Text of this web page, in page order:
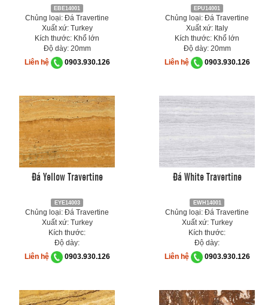
EBE14001
Chủng loại: Đá Travertine
Xuất xứ: Turkey
Kích thước: Khổ lớn
Độ dày: 20mm
Liên hệ
0903.930.126
EPU14001
Chủng loại: Đá Travertine
Xuất xứ: Italy
Kích thước: Khổ lớn
Độ dày: 20mm
Liên hệ
0903.930.126
Đá Yellow Travertine
EYE14003
Chủng loại: Đá Travertine
Xuất xứ: Turkey
Kích thước:
Độ dày:
Liên hệ
0903.930.126
Đá White Travertine
EWH14001
Chủng loại: Đá Travertine
Xuất xứ: Turkey
Kích thước:
Độ dày:
Liên hệ
0903.930.126